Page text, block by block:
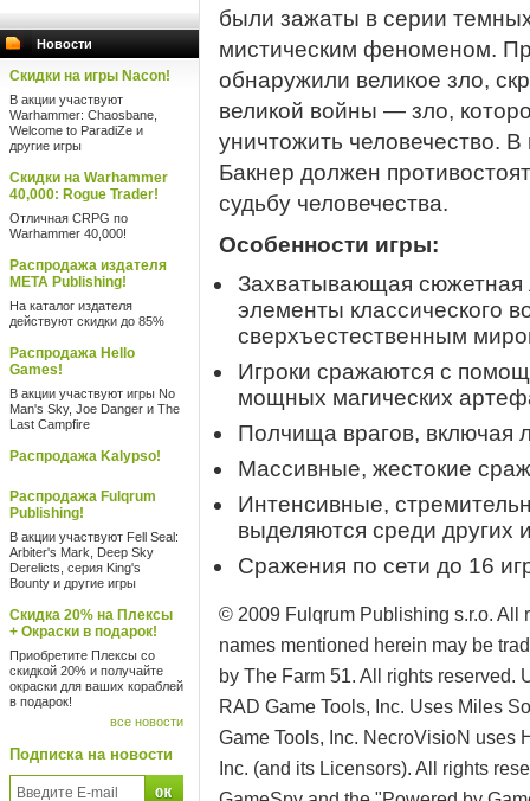
Новости
Скидки на игры Nacon!
В акции участвуют
Warhammer: Chaosbane,
Welcome to ParadiZe и
другие игры
Скидки на Warhammer
40,000: Rogue Trader!
Отличная CRPG по
Warhammer 40,000!
Распродажа издателя
META Publishing!
На каталог издателя
действуют скидки до 85%
Распродажа Hello
Games!
В акции участвуют игры No
Man's Sky, Joe Danger и The
Last Campfire
Распродажа Kalypso!
Распродажа Fulqrum
Publishing!
В акции участвуют Fell Seal:
Arbiter's Mark, Deep Sky
Derelicts, серия King's
Bounty и другие игры
Скидка 20% на Плексы
+ Окраски в подарок!
Приобретите Плексы со
скидкой 20% и получайте
окраски для ваших кораблей
в подарок!
все новости
Подписка на новости
были зажаты в серии
мистическим феноменом.
обнаружили великое зло,
великой войны — зло,
уничтожить человечество.
Бакнер должен
судьбу человечества.
Особенности игры:
Захватывающая
элементы классического
сверхъестественным
Игроки сражаются с
мощных магических
Полчища врагов, включая
Массивные, жестокие
Интенсивные,
выделяются среди других
Сражения по сети до 16
© 2009 Fulqrum Publishing s.r.o. All
names mentioned herein may be
by The Farm 51. All rights
RAD Game Tools, Inc. Uses Miles
Game Tools, Inc. NecroVisioN
Inc. (and its Licensors). All rights